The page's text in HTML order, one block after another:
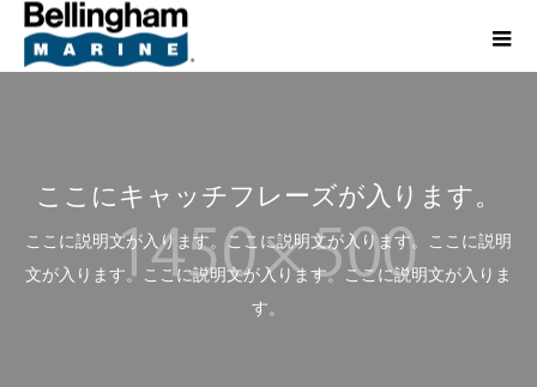
ここにキャッチフレーズが入ります。
ここに説明文が入ります。ここに説明文が入ります。ここに説明
文が入ります。ここに説明文が入ります。ここに説明文が入りま
す。